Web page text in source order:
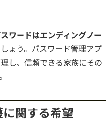
ワードはエンディングノー
ょう。パスワード管理アプ
し、信頼できる家族にその
関する希望